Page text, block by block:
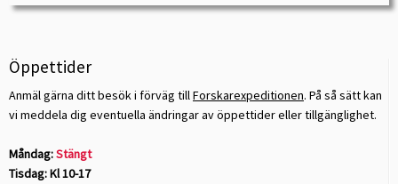
Öppettider
Anmäl gärna ditt besök i förväg tillForskarexpeditionen. På så sätt kan
vi meddela dig eventuella ändringar av öppettider eller tillgänglighet.
Måndag:Stängt
Tisdag: Kl 10-17